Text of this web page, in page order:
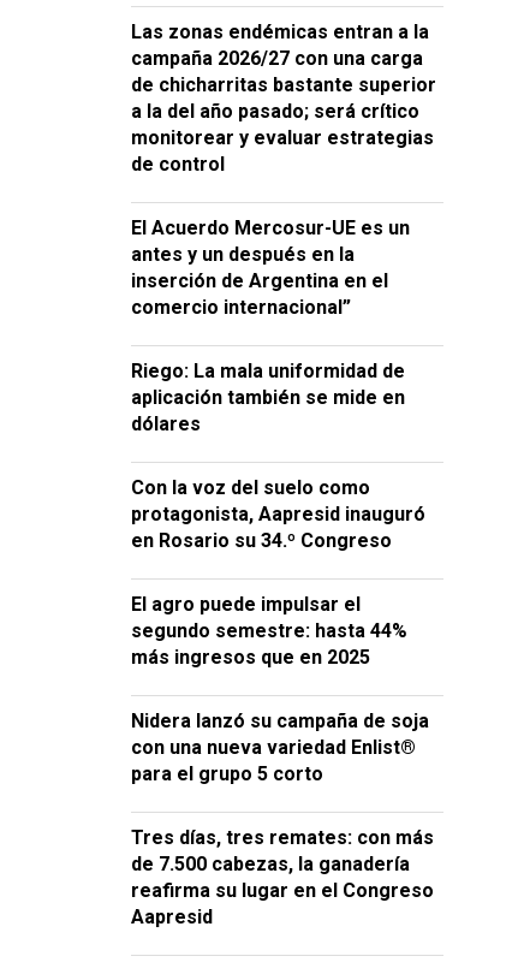
Las zonas endémicas entran a la
campaña 2026/27 con una carga
de chicharritas bastante superior
a la del año pasado; será crítico
monitorear y evaluar estrategias
de control
El Acuerdo Mercosur-UE es un
antes y un después en la
inserción de Argentina en el
comercio internacional”
Riego: La mala uniformidad de
aplicación también se mide en
dólares
Con la voz del suelo como
protagonista, Aapresid inauguró
en Rosario su 34.º Congreso
El agro puede impulsar el
segundo semestre: hasta 44%
más ingresos que en 2025
Nidera lanzó su campaña de soja
con una nueva variedad Enlist®
para el grupo 5 corto
Tres días, tres remates: con más
de 7.500 cabezas, la ganadería
reafirma su lugar en el Congreso
Aapresid